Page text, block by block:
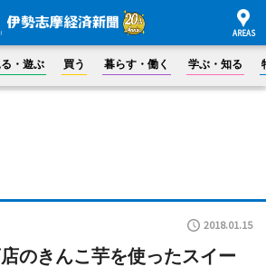
る・遊ぶ 買う 暮らす・働く 学ぶ・知る
2018.01.15
のきんこ芋を使ったスイー